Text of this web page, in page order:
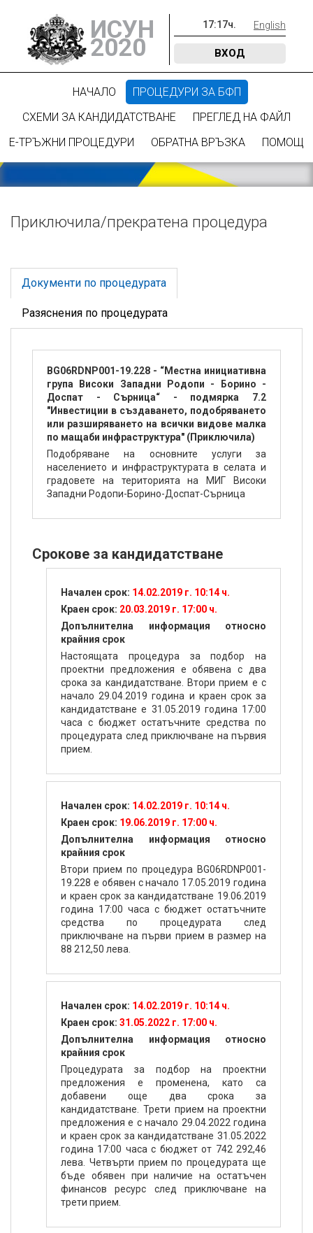
ИСУН
2020
17:17ч. English
ВХОД
НАЧАЛО
ПРОЦЕДУРИ ЗА БФП
СХЕМИ ЗА КАНДИДАТСТВАНЕ
ПРЕГЛЕД НА ФАЙЛ
Е-ТРЪЖНИ ПРОЦЕДУРИ
ОБРАТНА ВРЪЗКА ПОМОЩ
Приключилa/прекратена процедура
Документи по процедурата
Разяснения по процедурата
BG06RDNP001-19.228 - “Местна инициативна
група Високи Западни Родопи - Борино -
Доспат - Сърница“ - подмярка 7.2
"Инвестиции в създаването, подобряването
или разширяването на всички видове малка
по мащаби инфраструктура" (Приключила)
Подобряване на основните услуги за
населението и инфраструктурата в селата и
градовете на територията на МИГ Високи
Западни Родопи-Борино-Доспат-Сърница
Срокове за кандидатстване
Начален срок: 14.02.2019 г. 10:14 ч.
Краен срок: 20.03.2019 г. 17:00 ч.
Допълнителна информация относно
крайния срок
Настоящата процедура за подбор на
проектни предложения е обявена с два
срока за кандидатстване. Втори прием е с
начало 29.04.2019 година и краен срок за
кандидатстване е 31.05.2019 година 17:00
часа с бюджет остатъчните средства по
процедурата след приключване на първия
прием.
Начален срок: 14.02.2019 г. 10:14 ч.
Краен срок: 19.06.2019 г. 17:00 ч.
Допълнителна информация относно
крайния срок
Втори прием по процедура BG06RDNP001-
19.228 е обявен с начало 17.05.2019 година
и краен срок за кандидатстване 19.06.2019
година 17:00 часа с бюджет остатъчните
средства по процедурата след
приключване на първи прием в размер на
88 212,50 лева.
Начален срок: 14.02.2019 г. 10:14 ч.
Краен срок: 31.05.2022 г. 17:00 ч.
Допълнителна информация относно
крайния срок
Процедурата за подбор на проектни
предложения е променена, като са
добавени още два срока за
кандидатстване. Трети прием на проектни
предложения е с начало 29.04.2022 година
и краен срок за кандидатстване 31.05.2022
година 17:00 часа с бюджет от 742 292,46
лева. Четвърти прием по процедурата ще
бъде обявен при наличие на остатъчен
финансов ресурс след приключване на
трети прием.